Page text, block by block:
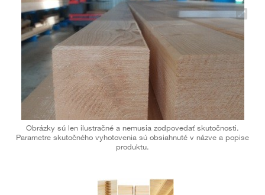
Obrázky sú len ilustračné a nemusia zodpovedať skutočnosti.
Parametre skutočného vyhotovenia sú obsiahnuté v názve a popise
produktu.